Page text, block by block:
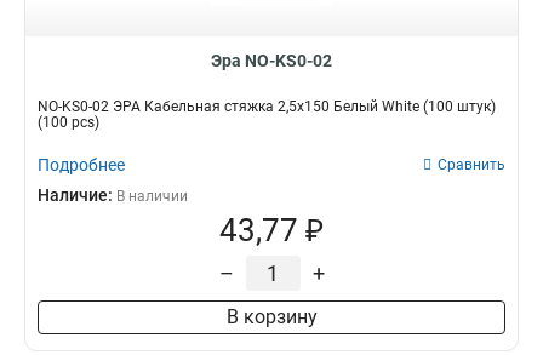
Эра NO-KS0-02
NO-KS0-02 ЭРА Кабельная стяжка 2,5х150 Белый White (100 штук)
(100 pcs)
Подробнее Сравнить
Наличие: В наличии
43,77 ₽
– +
В корзину